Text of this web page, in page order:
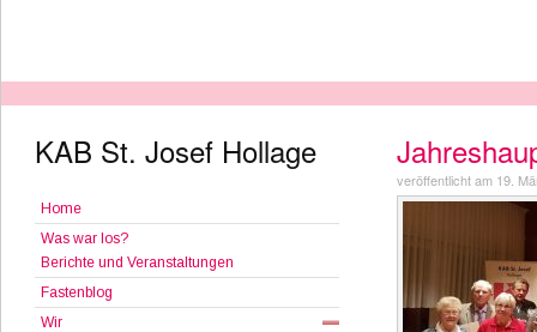
KAB St. Josef Hollage
Home
Was war los?
Berichte und Veranstaltungen
Fastenblog
Wir
veröffentlicht am 19.